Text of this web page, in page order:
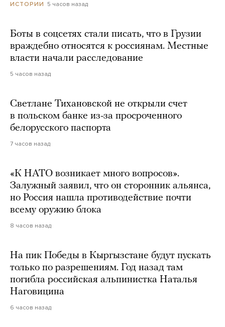
ИСТОРИИ 5 часов назад
Боты в соцсетях стали писать, что в Грузии
враждебно относятся к россиянам. Местные
власти начали расследование
5 часов назад
Светлане Тихановской не открыли счет
в польском банке из-за просроченного
белорусского паспорта
7 часов назад
«К НАТО возникает много вопросов».
Залужный заявил, что он сторонник альянса,
но Россия нашла противодействие почти
всему оружию блока
8 часов назад
На пик Победы в Кыргызстане будут пускать
только по разрешениям. Год назад там
погибла российская альпинистка Наталья
Наговицина
6 часов назад